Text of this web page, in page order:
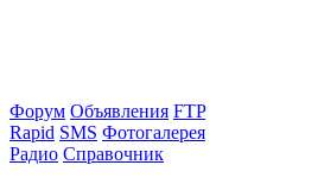
Форум Объявления FTP
Rapid SMS Фотогалерея
Радио Справочник